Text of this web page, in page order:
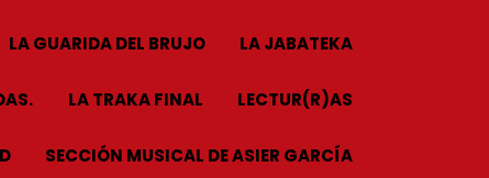
LA GUARIDA DEL BRUJO LA JABATEKA
LA TRAKA FINAL LECTUR(R)AS
SECCIÓN MUSICAL DE ASIER GARCÍA